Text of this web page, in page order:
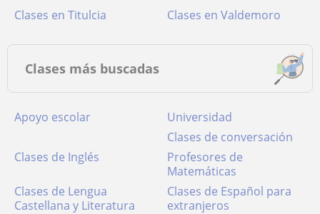
Clases en Titulcia
Clases en Valdemoro
Clases más buscadas
Apoyo escolar
Universidad
Clases de conversación
Clases de Inglés
Profesores de
Matemáticas
Clases de Lengua
Castellana y Literatura
Clases de Español para
extranjeros